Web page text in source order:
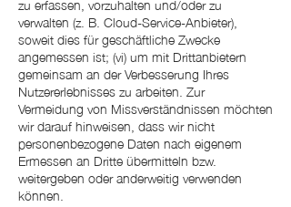
verwalten (z. B. Cloud-Service-Anbieter),
soweit dies für geschäftliche Zwecke
angemessen ist; (vi) um mit Drittanbietern
gemeinsam an der Verbesserung Ihres
Nutzererlebnisses zu arbeiten. Zur
Vermeidung von Missverständnissen möchten
wir darauf hinweisen, dass wir nicht
personenbezogene Daten nach eigenem
Ermessen an Dritte übermitteln bzw.
weitergeben oder anderweitig verwenden
können.